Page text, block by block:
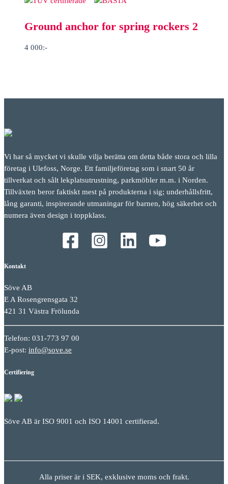
Ground anchor for spring rockers 2
4 000:-
Vi har så mycket vi skulle vilja berätta om detta både stora och lilla
företag i Ulefoss, Norge. Ett familjeföretag som i snart 50 år
tillverkat och sålt lekplatsutrustning, parkmöbler m.m. i Norden.
Tillväxten beror faktiskt mest på produkterna i sig; underhållsfritt,
lång garanti, inspirerande utmaningar för barnen, hög säkerhet och
numera även design i toppklass.
Kontakt
Söve AB
E A Rosengrensgata 32
421 31 Västra Frölunda
Telefon: 031-773 97 00
E-post: info@sove.se
Certifiering
Söve AB är ISO 9001 och ISO 14001 certifierad.
Alla priser är i SEK, exklusive moms och frakt.